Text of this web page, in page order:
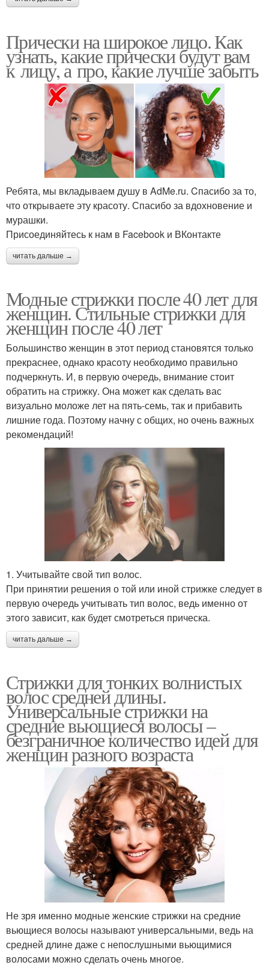
Прически на широкое лицо. Как
узнать, какие прически будут вам
к лицу, а про, какие лучше забыть
Ребята, мы вкладываем душу в AdMe.ru. Cпасибо за то,
что открываете эту красоту. Спасибо за вдохновение и
мурашки.
Присоединяйтесь к нам в Facebook и ВКонтакте
читать дальше →
Модные стрижки после 40 лет для
женщин. Стильные стрижки для
женщин после 40 лет
Большинство женщин в этот период становятся только
прекраснее, однако красоту необходимо правильно
подчеркнуть. И, в первую очередь, внимание стоит
обратить на стрижку. Она может как сделать вас
визуально моложе лет на пять-семь, так и прибавить
лишние года. Поэтому начну с общих, но очень важных
рекомендаций!
1. Учитывайте свой тип волос.
При принятии решения о той или иной стрижке следует в
первую очередь учитывать тип волос, ведь именно от
этого зависит, как будет смотреться прическа.
читать дальше →
Стрижки для тонких волнистых
волос средней длины.
Универсальные стрижки на
средние вьющиеся волосы –
безграничное количество идей для
женщин разного возраста
Не зря именно модные женские стрижки на средние
вьющиеся волосы называют универсальными, ведь на
средней длине даже с непослушными вьющимися
волосами можно сделать очень многое.